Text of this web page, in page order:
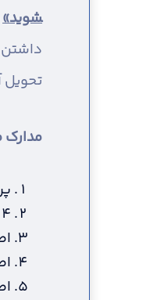
شوید»
تحویل
مدارک
4 قطعه عکس 4 x 3 پشت نویس شده (در سال جاری گرفته شده باشد)